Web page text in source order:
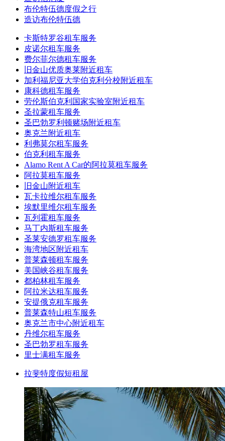
布伦特伍德度假之行
造访布伦特伍德
卡斯特罗谷租车服务
皮诺尔租车服务
费尔菲尔德租车服务
旧金山优质奥莱附近租车
加利福尼亚大学伯克利分校附近租车
康科德租车服务
劳伦斯伯克利国家实验室附近租车
圣拉蒙租车服务
圣巴勃罗利顿赌场附近租车
奥克兰附近租车
利弗莫尔租车服务
伯克利租车服务
Alamo Rent A Car的阿拉莫租车服务
阿拉莫租车服务
旧金山附近租车
瓦卡拉维尔租车服务
埃默里维尔租车服务
瓦列霍租车服务
马丁内斯租车服务
圣莱安德罗租车服务
海湾地区附近租车
普莱森顿租车服务
美国峡谷租车服务
都柏林租车服务
阿拉米达租车服务
安提俄克租车服务
普莱森特山租车服务
奥克兰市中心附近租车
丹维尔租车服务
圣巴勃罗租车服务
里士满租车服务
拉斐特度假短租屋